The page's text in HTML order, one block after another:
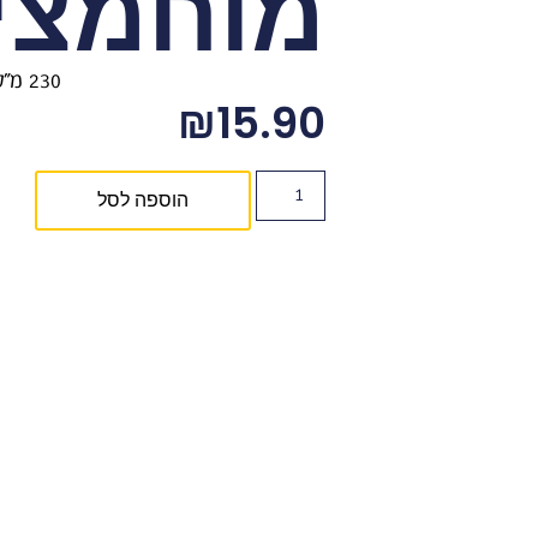
230 מ"ל
₪15.90
הוספה לסל